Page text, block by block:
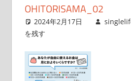
OHITORISAMA_02
2024年2月17日
を残す